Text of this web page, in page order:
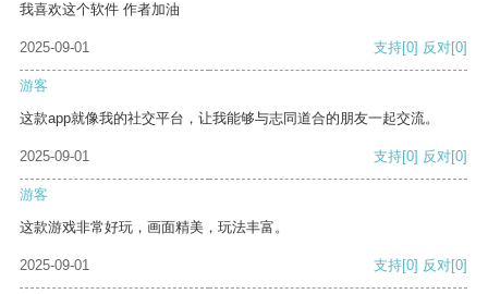
我喜欢这个软件 作者加油
2025-09-01 支持[0] 反对[0]
游客
这款app就像我的社交平台，让我能够与志同道合的朋友一起交流。
2025-09-01 支持[0] 反对[0]
游客
这款游戏非常好玩，画面精美，玩法丰富。
2025-09-01 支持[0] 反对[0]